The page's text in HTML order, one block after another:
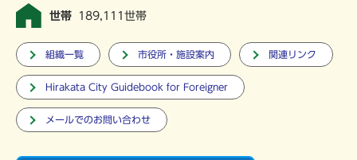
世帯 189,111世帯
組織一覧 市役所・施設案内 関連リンク
Hirakata City Guidebook for Foreigner
メールでのお問い合わせ